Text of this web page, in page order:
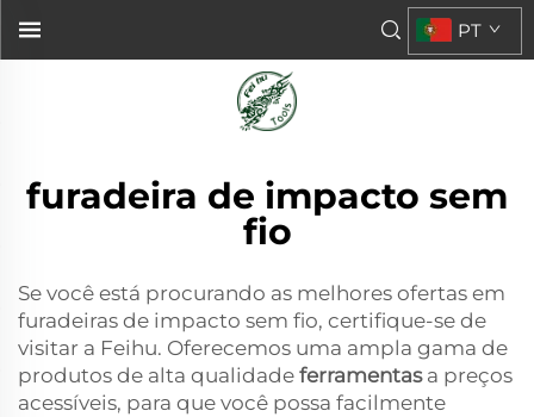
PT
furadeira de impacto sem
fio
Se você está procurando as melhores ofertas em
furadeiras de impacto sem fio, certifique-se de
visitar a Feihu. Oferecemos uma ampla gama de
produtos de alta qualidade ferramentas a preços
acessíveis, para que você possa facilmente